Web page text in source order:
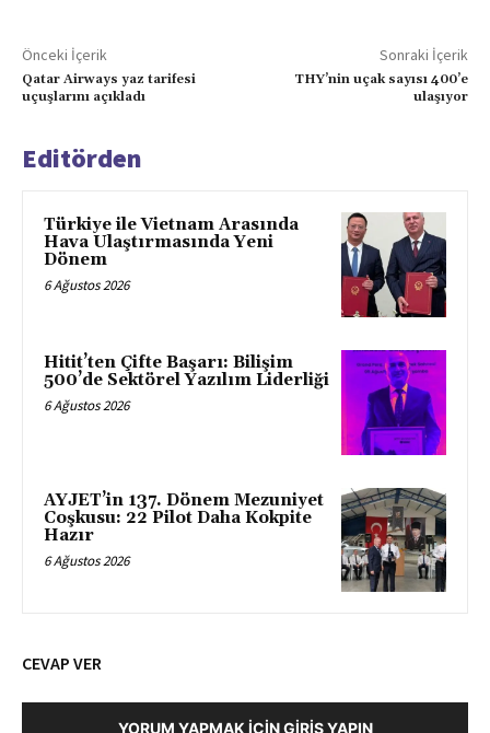
Önceki İçerik
Qatar Airways yaz tarifesi
uçuşlarını açıkladı
Sonraki İçerik
THY’nin uçak sayısı 400’e
ulaşıyor
Editörden
Türkiye ile Vietnam Arasında
Hava Ulaştırmasında Yeni
Dönem
6 Ağustos 2026
Hitit’ten Çifte Başarı: Bilişim
500’de Sektörel Yazılım Liderliği
6 Ağustos 2026
AYJET’in 137. Dönem Mezuniyet
Coşkusu: 22 Pilot Daha Kokpite
Hazır
6 Ağustos 2026
CEVAP VER
YORUM YAPMAK İÇIN GIRIŞ YAPIN